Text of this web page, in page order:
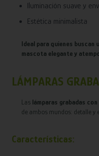
Iluminación suave y
Estética minimalista
Ideal para quienes buscan
mascota elegante y
LÁMPARAS
Las lámparas grabadas
de ambos mundos: detalle y
Características: